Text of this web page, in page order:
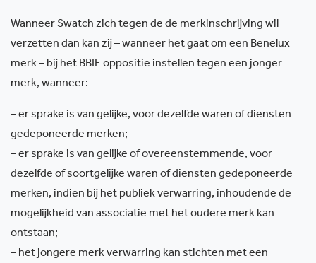
Wanneer Swatch zich tegen de de merkinschrijving wil
verzetten dan kan zij – wanneer het gaat om een Benelux
merk – bij het BBIE oppositie instellen tegen een jonger
merk, wanneer:
– er sprake is van gelijke, voor dezelfde waren of diensten
gedeponeerde merken;
– er sprake is van gelijke of overeenstemmende, voor
dezelfde of soortgelijke waren of diensten gedeponeerde
merken, indien bij het publiek verwarring, inhoudende de
mogelijkheid van associatie met het oudere merk kan
ontstaan;
– het jongere merk verwarring kan stichten met een